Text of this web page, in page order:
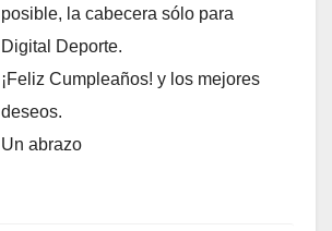
posible, la cabecera sólo para
Digital Deporte.
¡Feliz Cumpleaños! y los mejores
deseos.
Un abrazo